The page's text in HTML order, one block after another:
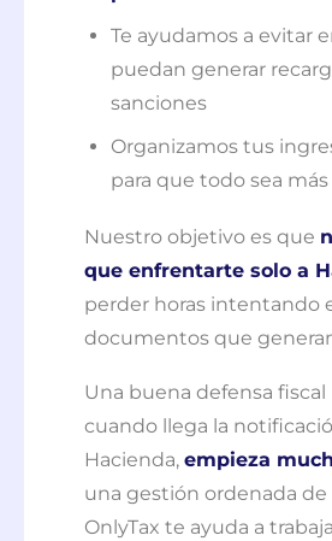
Te ayudamos a evitar
puedan generar
sanciones
Organizamos tus
para que todo sea
Nuestro objetivo es que
que enfrentarte solo a
perder horas intentando
documentos que
Una buena defensa
cuando llega la
Hacienda, empieza
una gestión ordenada
OnlyTax te ayuda a